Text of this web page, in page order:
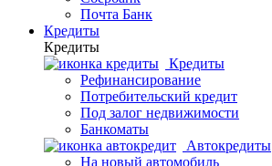
Почта Банк
Кредиты
Кредиты
Кредиты
Рефинансирование
Потребительский кредит
Под залог недвижимости
Банкоматы
Автокредиты
На новый автомобиль